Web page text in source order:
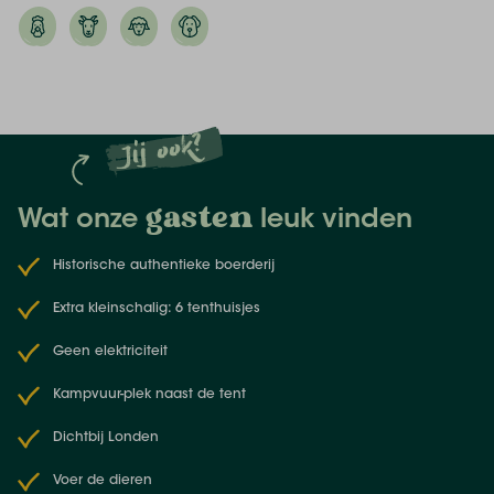
ondergaat. Trakteer jezelf op pizza of maak een
Jij ook?
Wat onze gasten leuk vinden
Historische authentieke boerderij
Extra kleinschalig: 6 tenthuisjes
Geen elektriciteit
Kampvuur-plek naast de tent
Dichtbij Londen
Voer de dieren